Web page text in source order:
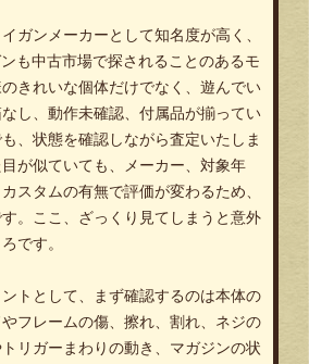
ガンメーカーとして知名度が高く、
も中古市場で探されることのあるモ
きれいな個体だけでなく、遊んでい
し、動作未確認、付属品が揃ってい
、状態を確認しながら査定いたしま
が似ていても、メーカー、対象年
スタムの有無で評価が変わるため、
。ここ、ざっくり見てしまうと意外
です。
トとして、まず確認するのは本体の
フレームの傷、擦れ、割れ、ネジの
リガーまわりの動き、マガジンの状